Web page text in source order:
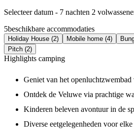
Selecteer datum - 7 nachten 2
5beschikbare accommodaties
Holiday House (2) Mobile home (4)
Pitch (2)
Highlights camping
Geniet van het
Ontdek de Veluwe via prachtige
Kinderen beleven avontuur in de
Diverse eetgelegenheden voor elke